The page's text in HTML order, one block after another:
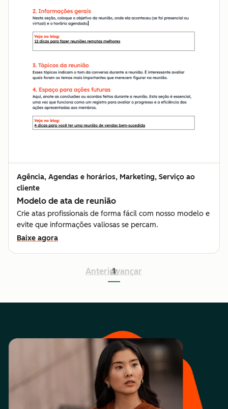
Agência, Agendas e horários, Marketing, Serviço ao
cliente
Modelo de ata de reunião
Crie atas profissionais de forma fácil com nosso modelo e
evite que informações valiosas se percam.
Baixe agora
Anterior
1
Avançar